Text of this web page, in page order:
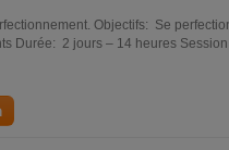
Objectifs: Se
Durée: 2 jours – 14 heures